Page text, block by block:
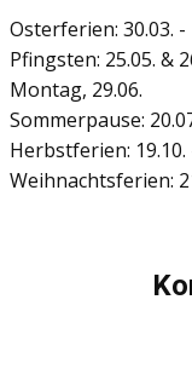
Osterferien: 30.03. -
Pfingsten: 25.05. &
Montag, 29.06.
Sommerpause:
Herbstferien: 19.10.
Weihnachtsferien: